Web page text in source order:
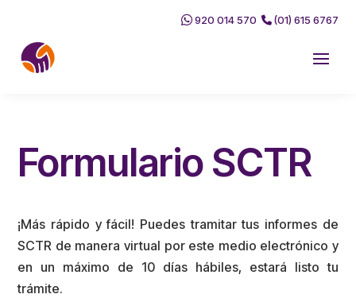
920 014 570 (01) 615 6767
Formulario SCTR
¡Más rápido y fácil! Puedes tramitar tus informes de
SCTR de manera virtual por este medio electrónico y
en un máximo de 10 días hábiles, estará listo tu
trámite.